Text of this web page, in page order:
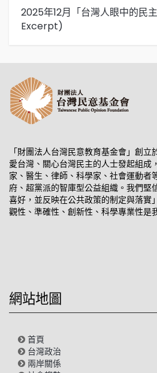
2025年12月「台灣人眼中的民
Excerpt)
「財團法人台灣民意教育基金會」創
愛台灣、關心台灣民主的人士發起組成
家、醫生、律師、科學家、社會運動者
府、超黨派的智庫型公益組織。我們堅
喜好，並反映在公共政策的制定與落實
觀性、準確性、創新性、科學專業性是
網站地圖
首頁
台灣政治
兩岸關係